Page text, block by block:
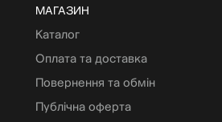
МАГАЗИН
Каталог
Оплата та доставка
Повернення та обмін
Публічна оферта